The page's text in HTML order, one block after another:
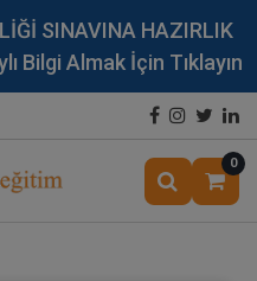
SINAVINA HAZIRLIK
Bilgi Almak İçin Tıklayın
0